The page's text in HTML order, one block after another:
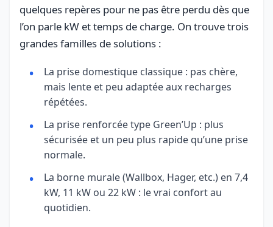
quelques repères pour ne pas être perdu dès que
l’on parle kW et temps de charge. On trouve trois
grandes familles de solutions :
La prise domestique classique : pas chère,
mais lente et peu adaptée aux recharges
répétées.
La prise renforcée type Green’Up : plus
sécurisée et un peu plus rapide qu’une prise
normale.
La borne murale (Wallbox, Hager, etc.) en 7,4
kW, 11 kW ou 22 kW : le vrai confort au
quotidien.